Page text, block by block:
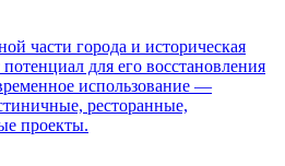
части города и историческая
для его восстановления
использование —
ресторанные,
проекты.